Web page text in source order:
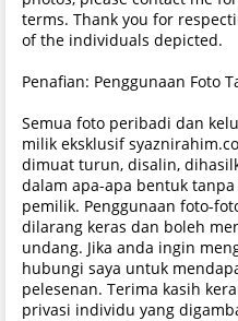
terms. Thank you for
of the individuals depicted.
Penafian: Penggunaan Foto
Semua foto peribadi dan
milik eksklusif
dimuat turun, disalin,
dalam apa-apa bentuk
pemilik. Penggunaan foto-
dilarang keras dan boleh
undang. Jika anda ingin
hubungi saya untuk
pelesenan. Terima kasih
privasi individu yang